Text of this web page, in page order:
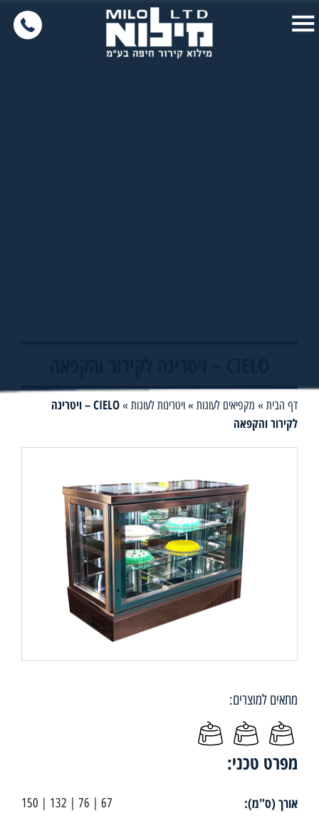
דף הבית » מקפיאים לעוגות »ויטרינות לעוגות »
CIELO – ויטרינה
לקירור והקפאה
מתאים למוצרים:
מפרט טכני:
אורך (ס"מ): 67 | 76 | 132 | 150